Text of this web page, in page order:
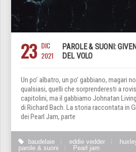
23 DIC
2021
PAROLE & SUONI:
DEL VOLO
Un po’ albatro, un po’ gabbiano, magari
qualsiasi, quelli che sorprenderesti a
capitolini, ma il gabbiamo Johnatan
di Richard Bach. La storia raccontata in
dei Pearl Jam, parte
baudelaie eddie vedder
parole & suoni
Pearl jam